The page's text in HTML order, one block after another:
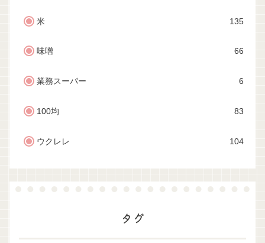
米 135
味噌 66
業務スーパー 6
100均 83
ウクレレ 104
タグ